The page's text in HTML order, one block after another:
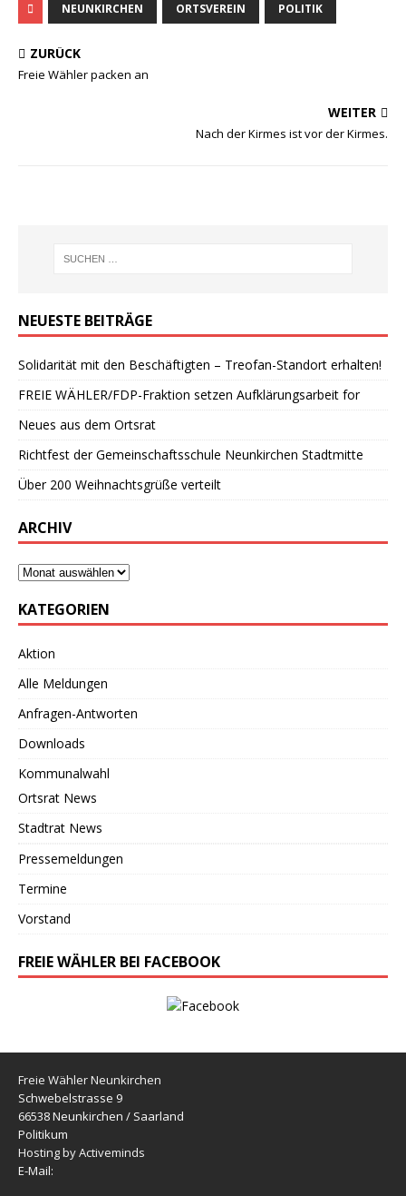
NEUNKIRCHEN ORTSVEREIN POLITIK
ZURÜCK
Freie Wähler packen an
WEITER
Nach der Kirmes ist vor der Kirmes.
NEUESTE BEITRÄGE
Solidarität mit den Beschäftigten – Treofan-Standort erhalten!
FREIE WÄHLER/FDP-Fraktion setzen Aufklärungsarbeit for
Neues aus dem Ortsrat
Richtfest der Gemeinschaftsschule Neunkirchen Stadtmitte
Über 200 Weihnachtsgrüße verteilt
ARCHIV
KATEGORIEN
Aktion
Alle Meldungen
Anfragen-Antworten
Downloads
Kommunalwahl
Ortsrat News
Stadtrat News
Pressemeldungen
Termine
Vorstand
FREIE WÄHLER BEI FACEBOOK
Freie Wähler Neunkirchen
Schwebelstrasse 9
66538 Neunkirchen / Saarland
Politikum
Hosting by Activeminds
E-Mail: